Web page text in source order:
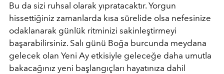
Bu da sizi ruhsal olarak yıpratacaktır. Yorgun
hissettiğiniz zamanlarda kısa sürelide olsa nefesinize
odaklanarak günlük ritminizi sakinleştirmeyi
başarabilirsiniz. Salı günü Boğa burcunda meydana
gelecek olan Yeni Ay etkisiyle geleceğe daha umutla
bakacağınız yeni başlangıçları hayatınıza dahil